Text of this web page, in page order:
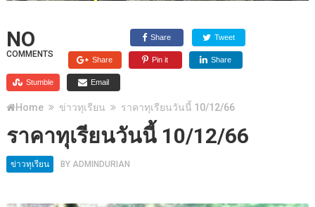
NO
COMMENTS
Share Tweet
Share Pin it Share
Stumble Email
Home ข่าวทุเรียน ราคาทุเรียนวันนี้ 10/12/66
ราคาทุเรียนวันนี้ 10/12/66
ข่าวทุเรียน BY ADMINDURIAN